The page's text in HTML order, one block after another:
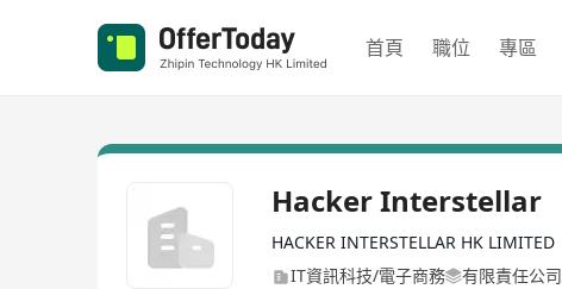
首頁 職位 專區
Hacker Interstellar
HACKER INTERSTELLAR HK LIMITED
IT資訊科技/電子商務
有限責任公司